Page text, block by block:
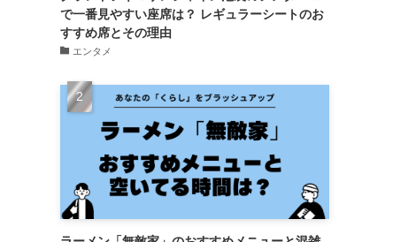
で一番見やすい座席は？ レギュラーシートのお
すすめ席とその理由
エンタメ